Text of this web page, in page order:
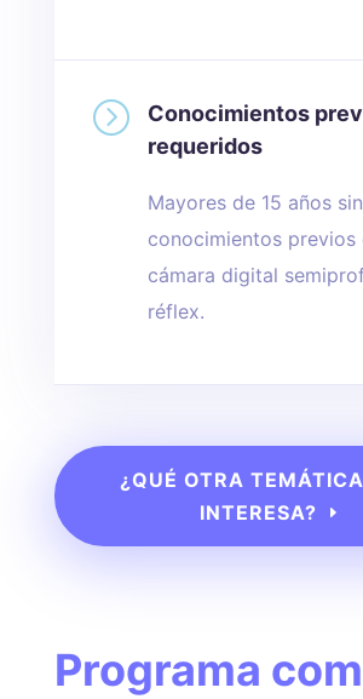
=
Conocimientos
requeridos
Mayores de 15 años sin
conocimientos previos
cámara digital
réflex.
¿QUÉ OTRA
INTERESA?
Programa